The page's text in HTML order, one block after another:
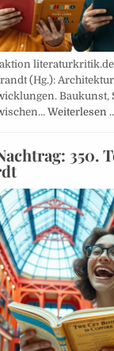
(Hg.):
Baukunst,
Weiterlesen
350.